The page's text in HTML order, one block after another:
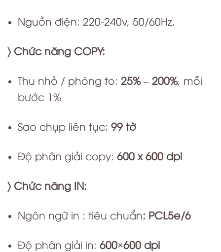
Nguồn điện: 220-240v, 50/60Hz.
〉 Chức năng COPY:
Thu nhỏ / phóng to: 25% – 200%, mỗi
bước 1%
Sao chụp liên tục: 99 tờ
Độ phân giải copy: 600 x 600 dpi
〉 Chức năng IN:
Ngôn ngữ in : tiêu chuẩn: PCL5e/6
Độ phân giải in: 600×600 dpi